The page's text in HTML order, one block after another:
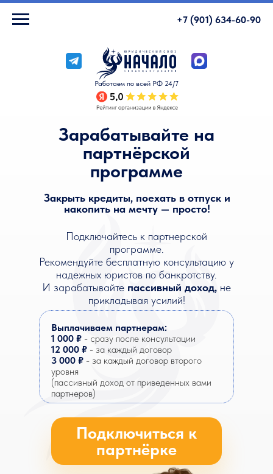
+7 (901) 634-60-90
Работаем по всей РФ 24/7
Выплачиваем партнерам:
1 000 ₽ - сразу после консультации
12 000 ₽ - за каждый договор
3 000 ₽ - за каждый договор второго
уровня
(пассивный доход от приведенных вами
партнеров)
Зарабатывайте на
партнёрской
программе
Закрыть кредиты, поехать в отпуск и
накопить на мечту — просто!
Подключайтесь к партнерской
программе.
Рекомендуйте бесплатную консультацию у
надежных юристов по банкротству.
И зарабатывайте пассивный доход, не
прикладывая усилий!
Подключиться к
партнёрке